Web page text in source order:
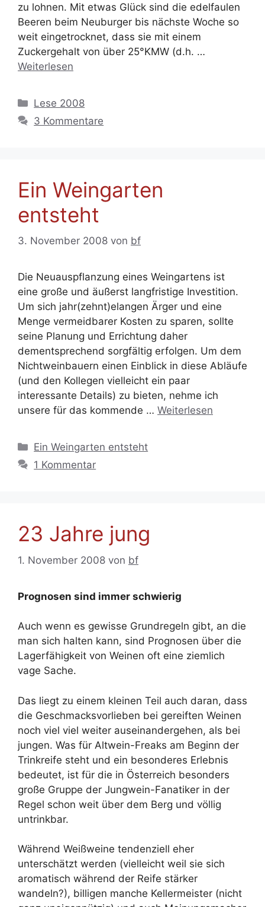
zu lohnen. Mit etwas Glück sind die edelfaulen
Beeren beim Neuburger bis nächste Woche so
weit eingetrocknet, dass sie mit einem
Zuckergehalt von über 25°KMW (d.h. …
Weiterlesen
Kategorien
Lese 2008
3 Kommentare
Ein Weingarten
entsteht
3. November 2008 von bf
Die Neuauspflanzung eines Weingartens ist
eine große und äußerst langfristige Investition.
Um sich jahr(zehnt)elangen Ärger und eine
Menge vermeidbarer Kosten zu sparen, sollte
seine Planung und Errichtung daher
dementsprechend sorgfältig erfolgen. Um dem
Nichtweinbauern einen Einblick in diese Abläufe
(und den Kollegen vielleicht ein paar
interessante Details) zu bieten, nehme ich
unsere für das kommende … Weiterlesen
Kategorien
Ein Weingarten entsteht
1 Kommentar
23 Jahre jung
1. November 2008 von bf
Prognosen sind immer schwierig
Auch wenn es gewisse Grundregeln gibt, an die
man sich halten kann, sind Prognosen über die
Lagerfähigkeit von Weinen oft eine ziemlich
vage Sache.
Das liegt zu einem kleinen Teil auch daran, dass
die Geschmacksvorlieben bei gereiften Weinen
noch viel viel weiter auseinandergehen, als bei
jungen. Was für Altwein-Freaks am Beginn der
Trinkreife steht und ein besonderes Erlebnis
bedeutet, ist für die in Österreich besonders
große Gruppe der Jungwein-Fanatiker in der
Regel schon weit über dem Berg und völlig
untrinkbar.
Während Weißweine tendenziell eher
unterschätzt werden (vielleicht weil sie sich
aromatisch während der Reife stärker
wandeln?), billigen manche Kellermeister (nicht